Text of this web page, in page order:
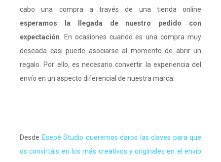
cabo una compra a través de una tienda online
esperamos la llegada de nuestro pedido con
expectación . En ocasiones cuando es una compra muy
deseada casi puede asociarse al momento de abrir un
regalo. Por ello, es necesario convertir la experiencia del
envío en un aspecto diferencial de nuestra marca.
Desde Esepé Studio queremos daros las claves para que
os convirtáis en los más creativos y originales en el envío